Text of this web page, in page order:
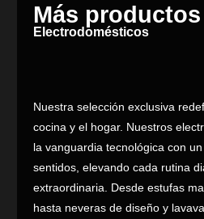
Más productos
Electrodomésticos
Nuestra selección exclusiva
cocina y el hogar. Nuestros
la vanguardia tecnológica con
sentidos, elevando cada rutina
extraordinaria. Desde estufas
hasta neveras de diseño y